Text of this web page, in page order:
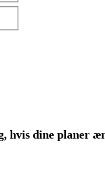
hvis dine planer